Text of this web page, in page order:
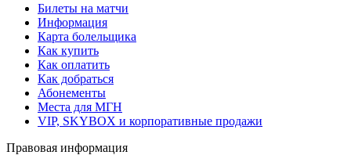
Билеты на матчи
Информация
Карта болельщика
Как купить
Как оплатить
Как добраться
Абонементы
Места для МГН
VIP, SKYBOX и корпоративные продажи
Правовая информация